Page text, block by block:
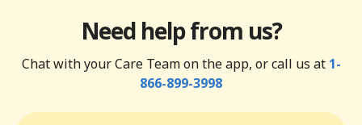
Need help from us?
Chat with your Care Team on the app, or call us at 1-
866-899-3998